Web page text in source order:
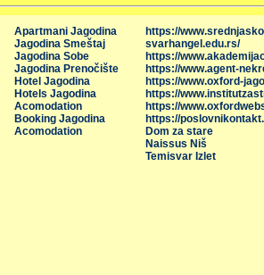
Apartmani Jagodina
Jagodina Smeštaj
Jagodina Sobe
Jagodina Prenočište
Hotel Jagodina
Hotels Jagodina
Acomodation
Booking Jagodina
Acomodation
https://
svarhangel.edu.rs/
https://
https://www.agent-
https://www.oxford-
https://
https://
https://
Dom za stare
Naissus Niš
Temisvar Izlet